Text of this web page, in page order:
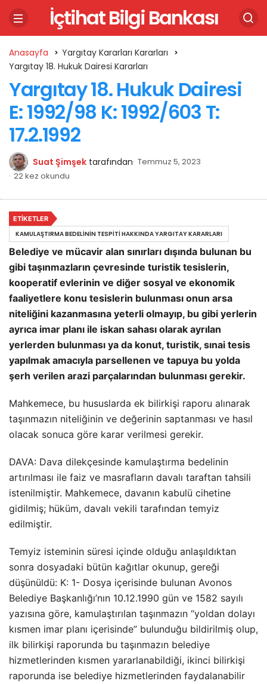
İçtihat Bilgi Bankası
Anasayfa
Yargıtay Kararları Kararları
Yargıtay 18. Hukuk Dairesi Kararları
Yargıtay 18. Hukuk Dairesi
E: 1992/98 K: 1992/603 T:
17.2.1992
Suat Şimşek tarafından Temmuz 5, 2023
22 kez okundu
Belediye ve mücavir alan sınırları dışında bulunan bu
gibi taşınmazların çevresinde turistik tesislerin,
kooperatif evlerinin ve diğer sosyal ve ekonomik
faaliyetlere konu tesislerin bulunması onun arsa
niteliğini kazanmasına yeterli olmayıp, bu gibi yerlerin
ayrıca imar planı ile iskan sahası olarak ayrılan
yerlerden bulunması ya da konut, turistik, sınai tesis
yapılmak amacıyla parsellenen ve tapuya bu yolda
şerh verilen arazi parçalarından bulunması gerekir.
Mahkemece, bu hususlarda ek bilirkişi raporu alınarak
taşınmazın niteliğinin ve değerinin saptanması ve hasıl
olacak sonuca göre karar verilmesi gerekir.
DAVA: Dava dilekçesinde kamulaştırma bedelinin
artırılması ile faiz ve masrafların davalı taraftan tahsili
istenilmiştir. Mahkemece, davanın kabulü cihetine
gidilmiş; hüküm, davalı vekili tarafından temyiz
edilmiştir.
Temyiz isteminin süresi içinde olduğu anlaşıldıktan
sonra dosyadaki bütün kağıtlar okunup, gereği
düşünüldü: K: 1- Dosya içerisinde bulunan Avonos
Belediye Başkanlığı’nın 10.12.1990 gün ve 1582 sayılı
yazısına göre, kamulaştırılan taşınmazın “yoldan dolayı
kısmen imar planı içerisinde” bulunduğu bildirilmiş olup,
ilk bilirkişi raporunda bu taşınmazın belediye
hizmetlerinden kısmen yararlanabildiği, ikinci bilirkişi
raporunda ise belediye hizmetlerinden faydalanabilir
ETIKETLER
KAMULAŞTIRMA BEDELININ TESPITI HAKKINDA YARGITAY KARARLARI